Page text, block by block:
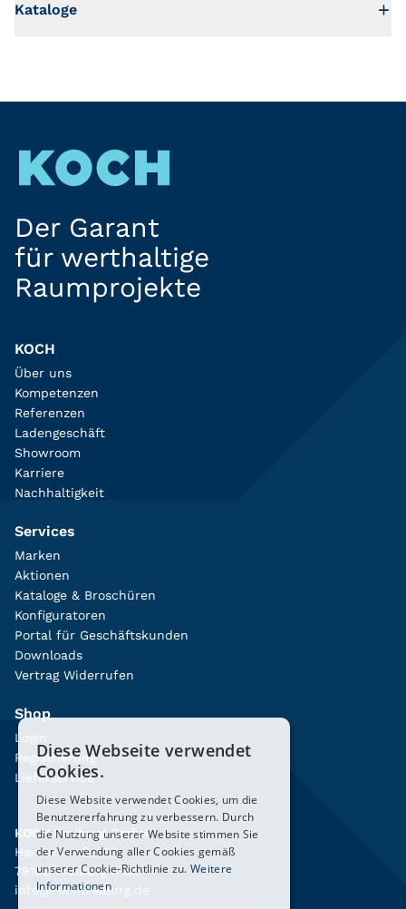
Kataloge
Der Garant
für werthaltige
Raumprojekte
KOCH
Über uns
Kompetenzen
Referenzen
Ladengeschäft
Showroom
Karriere
Nachhaltigkeit
Services
Marken
Aktionen
Kataloge & Broschüren
Konfiguratoren
Portal für Geschäftskunden
Downloads
Vertrag Widerrufen
Shop
Login
Registrierung
Lieferservice
KOCH Freiburg GmbH
Hanferstraße 26
79108 Freiburg i. Br.
info@kochfreiburg.de
Diese Webseite verwendet
Cookies.
Diese Website verwendet Cookies, um die
Benutzererfahrung zu verbessern. Durch
die Nutzung unserer Website stimmen Sie
der Verwendung aller Cookies gemäß
unserer Cookie-Richtlinie zu.Weitere
Informationen